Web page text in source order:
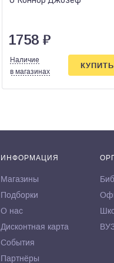
1758 ₽
Наличие
в магазинах
КУПИТЬ
ИНФОРМАЦИЯ
Магазины
Подборки
О нас
Дисконтная карта
События
Партнёры